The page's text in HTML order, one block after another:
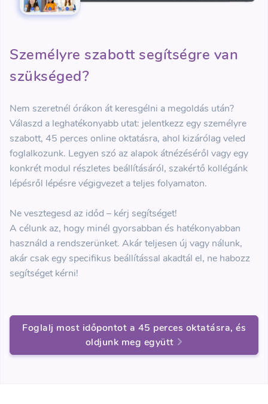
Személyre szabott segítségre van
szükséged?
Nem szeretnél órákon át keresgélni a megoldás után?
Válaszd a leghatékonyabb utat: jelentkezz egy személyre
szabott, 45 perces online oktatásra, ahol kizárólag veled
foglalkozunk. Legyen szó az alapok átnézéséről vagy egy
konkrét modul részletes beállításáról, szakértő kollégánk
lépésről lépésre végigvezet a teljes folyamaton.
Ne vesztegesd az időd – kérj segítséget!
A célunk az, hogy minél gyorsabban és hatékonyabban
használd a rendszerünket. Akár teljesen új vagy nálunk,
akár csak egy specifikus beállítással akadtál el, ne habozz
segítséget kérni!
Foglalj most időpontot a 45 perces oktatásra, és
oldjunk meg együtt